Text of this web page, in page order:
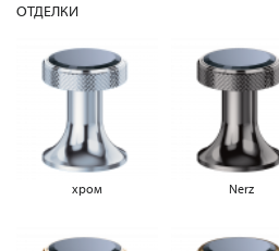
ОТДЕЛКИ
хром Nerz